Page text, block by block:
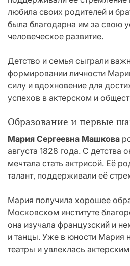
любила своих родителей и
была благодарна им за свою
человеческое развитие.
Детство и семья сыграли
формировании личности
силу и вдохновение для
успехов в актерском и
Образование и первые
Мария Сергеевна Машкова
августа 1828 года. С детства
мечтала стать актрисой. Её
талант, поддерживали её
Мария получила хорошее
Московском институте
она изучала французский и
и танцы. Уже в юности Мария
театры и увлеклась